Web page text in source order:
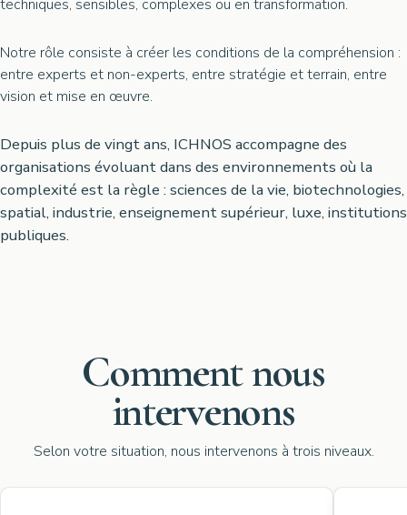
techniques, sensibles, complexes ou en transformation.
Notre rôle consiste à créer les conditions de la compréhension :
entre experts et non-experts, entre stratégie et terrain, entre
vision et mise en œuvre.
Depuis plus de vingt ans, ICHNOS accompagne des
organisations évoluant dans des environnements où la
complexité est la règle : sciences de la vie, biotechnologies,
spatial, industrie, enseignement supérieur, luxe, institutions
publiques.
Comment nous
intervenons
Selon votre situation, nous intervenons à trois niveaux.